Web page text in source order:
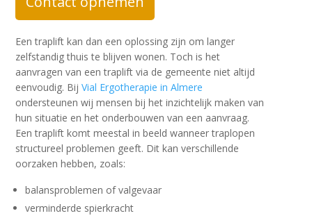
Een traplift kan dan een oplossing zijn om langer
zelfstandig thuis te blijven wonen. Toch is het
aanvragen van een traplift via de gemeente niet altijd
eenvoudig. BijVial Ergotherapie in Almere
ondersteunen wij mensen bij het inzichtelijk maken van
hun situatie en het onderbouwen van een aanvraag.
Een traplift komt meestal in beeld wanneer traplopen
structureel problemen geeft. Dit kan verschillende
oorzaken hebben, zoals:
balansproblemen of valgevaar
verminderde spierkracht